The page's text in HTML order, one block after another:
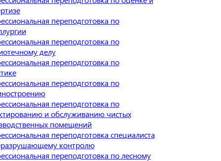
переподготовка по
переподготовка по
делу
переподготовка по
переподготовка по
переподготовка по
и обслуживанию чистых
помещений
переподготовка специалиста
контролю
переподготовка по лесному